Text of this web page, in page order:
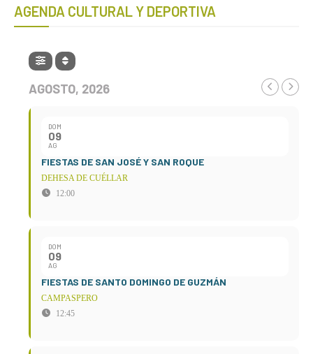
AGENDA CULTURAL Y DEPORTIVA
AGOSTO, 2026
DOM
09
AG
FIESTAS DE SAN JOSÉ Y SAN ROQUE
DEHESA DE CUÉLLAR
12:00
DOM
09
AG
FIESTAS DE SANTO DOMINGO DE GUZMÁN
CAMPASPERO
12:45